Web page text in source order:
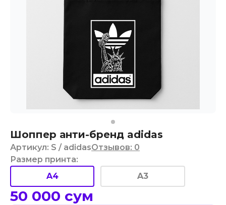
Шоппер анти-бренд adidas
Артикул: S / adidasОтзывов: 0
Размер принта:
A4
A3
50 000 сум